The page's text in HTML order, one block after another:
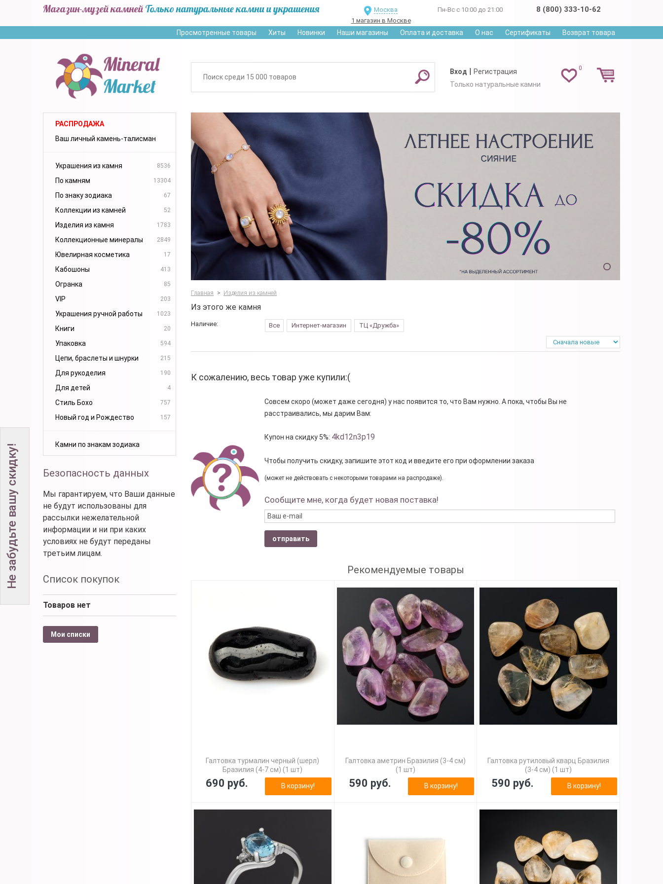
Магазин-музей камней Только натуральные камни и украшения
Москва
1 магазин в Москве
Пн-Вс с 10:00 до 21:00 8 (800) 333-10-62
Просмотренные товары Хиты Новинки Наши магазины Оплата и доставка О нас Сертификаты Возврат товара
0
Вход | Регистрация
Только натуральные камни
РАСПРОДАЖА
Ваш личный камень-талисман
Украшения из камня 8536
По камням 13304
По знаку зодиака 67
Коллекции из камней 52
Изделия из камня 1783
Коллекционные минералы 2849
Ювелирная косметика 17
Кабошоны 413
Огранка 85
VIP 203
Украшения ручной работы 1023
Книги 20
Упаковка 594
Цепи, браслеты и шнурки 215
Для рукоделия 190
Для детей 4
Стиль Бохо 757
Новый год и Рождество 157
Камни по знакам зодиака
Безопасность данных
Мы гарантируем, что Ваши данные
не будут использованы для
рассылки нежелательной
информации и ни при каких
условиях не будут переданы
третьим лицам.
Список покупок
Товаров нет
Мои списки
Главная > Изделия из камней
Из этого же камня
Наличие: Все Интернет-магазин ТЦ «Дружба»
К сожалению, весь товар уже купили:(
Совсем скоро (может даже сегодня) у нас появится то, что Вам нужно. А пока, чтобы Вы не
расстраивались, мы дарим Вам:
Купон на скидку 5%: 4kd12n3p19
Чтобы получить скидку, запишите этот код и введите его при оформлении заказа
(может не действовать с некоторыми товарами на распродаже).
Сообщите мне, когда будет новая поставка!
отправить
Рекомендуемые товары
Галтовка турмалин черный (шерл)
Бразилия (4-7 см) (1 шт)
690 руб. В корзину!
Галтовка аметрин Бразилия (3-4 см)
(1 шт)
590 руб. В корзину!
Галтовка рутиловый кварц Бразилия
(3-4 см) (1 шт)
590 руб. В корзину!
Не забудьте вашу скидку!